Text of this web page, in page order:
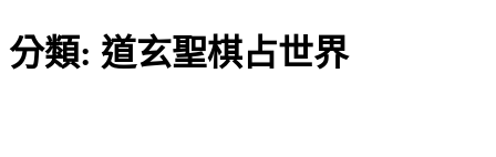
分類: 道玄聖棋占世界